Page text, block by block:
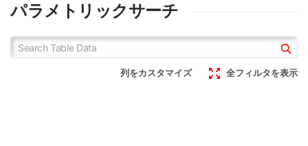
パラメトリックサーチ
列をカスタマイズ 全フィルタを表示